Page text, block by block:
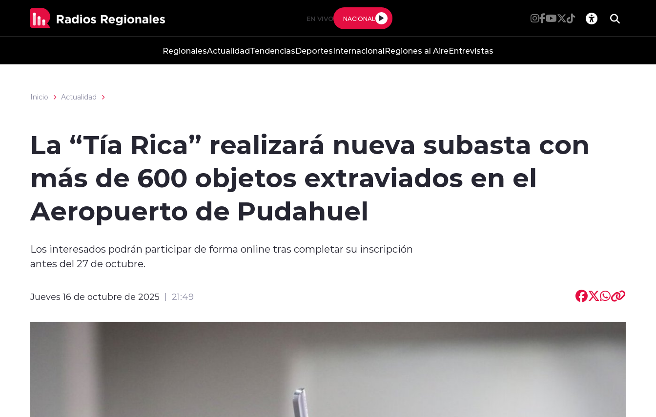
EN VIVO NACIONAL
RegionalesActualidadTendenciasDeportesInternacionalRegiones al AireEntrevistas
Inicio Actualidad
La “Tía Rica” realizará nueva subasta con
más de 600 objetos extraviados en el
Aeropuerto de Pudahuel
Los interesados podrán participar de forma online tras completar su inscripción
antes del 27 de octubre.
Jueves 16 de octubre de 2025 21:49